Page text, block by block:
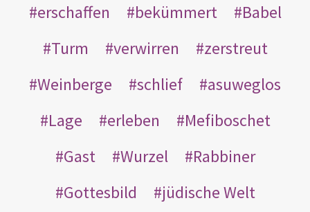
erschaffen
bekümmert
Babel
Turm
verwirren
zerstreut
Weinberge
schlief
asuweglos
Lage
erleben
Mefiboschet
Gast
Wurzel
Rabbiner
Gottesbild
jüdische Welt